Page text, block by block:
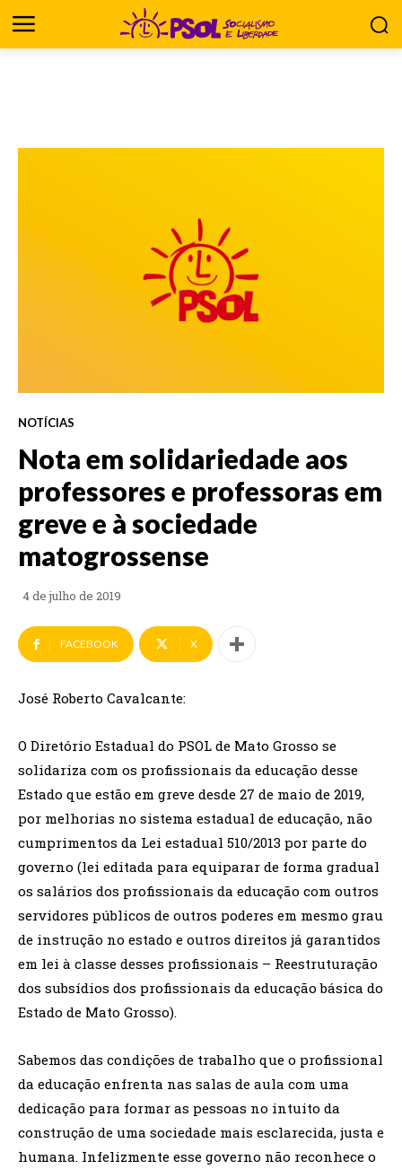
NOTÍCIAS
Nota em solidariedade aos
professores e professoras em
greve e à sociedade
matogrossense
4 de julho de 2019
FACEBOOK X
José Roberto Cavalcante:
O Diretório Estadual do PSOL de Mato Grosso se
solidariza com os profissionais da educação desse
Estado que estão em greve desde 27 de maio de 2019,
por melhorias no sistema estadual de educação, não
cumprimentos da Lei estadual 510/2013 por parte do
governo (lei editada para equiparar de forma gradual
os salários dos profissionais da educação com outros
servidores públicos de outros poderes em mesmo grau
de instrução no estado e outros direitos já garantidos
em lei à classe desses profissionais – Reestruturação
dos subsídios dos profissionais da educação básica do
Estado de Mato Grosso).
Sabemos das condições de trabalho que o profissional
da educação enfrenta nas salas de aula com uma
dedicação para formar as pessoas no intuito da
construção de uma sociedade mais esclarecida, justa e
humana. Infelizmente esse governo não reconhece o